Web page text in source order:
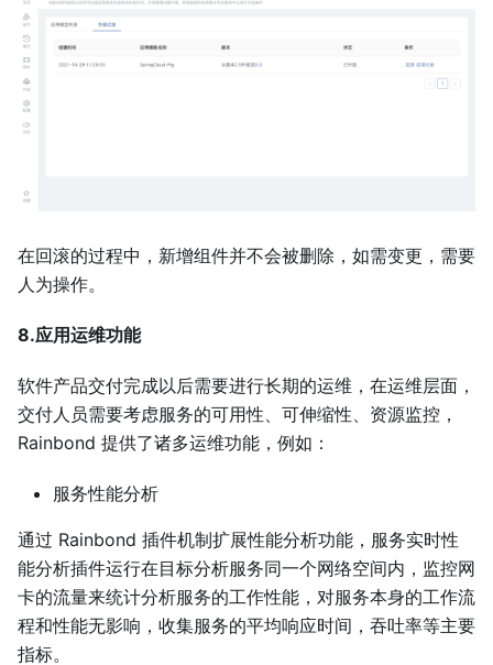
在回滚的过程中，新增组件并不会被删除，如需变更，需要
人为操作。
8.应用运维功能
软件产品交付完成以后需要进行长期的运维，在运维层面，
交付人员需要考虑服务的可用性、可伸缩性、资源监控，
Rainbond 提供了诸多运维功能，例如：
服务性能分析
通过 Rainbond 插件机制扩展性能分析功能，服务实时性
能分析插件运行在目标分析服务同一个网络空间内，监控网
卡的流量来统计分析服务的工作性能，对服务本身的工作流
程和性能无影响，收集服务的平均响应时间，吞吐率等主要
指标。